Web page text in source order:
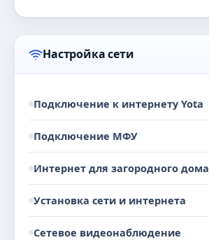
Настройка сети
Подключение к интернету Yota
Подключение МФУ
Интернет для загородного дома
Установка сети и интернета
Сетевое видеонаблюдение